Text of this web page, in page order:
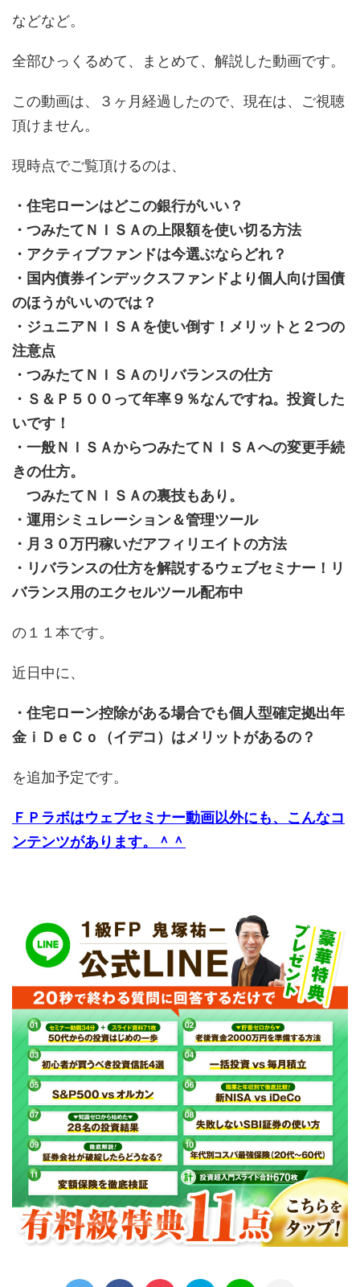
などなど。
全部ひっくるめて、まとめて、解説した動画です。
この動画は、３ヶ月経過したので、現在は、ご視聴
頂けません。
現時点でご覧頂けるのは、
・住宅ローンはどこの銀行がいい？
・つみたてＮＩＳＡの上限額を使い切る方法
・アクティブファンドは今選ぶならどれ？
・国内債券インデックスファンドより個人向け国債
のほうがいいのでは？
・ジュニアＮＩＳＡを使い倒す！メリットと２つの
注意点
・つみたてＮＩＳＡのリバランスの仕方
・Ｓ＆Ｐ５００って年率９％なんですね。投資した
いです！
・一般ＮＩＳＡからつみたてＮＩＳＡへの変更手続
きの仕方。
つみたてＮＩＳＡの裏技もあり。
・運用シミュレーション＆管理ツール
・月３０万円稼いだアフィリエイトの方法
・リバランスの仕方を解説するウェブセミナー！リ
バランス用のエクセルツール配布中
の１１本です。
近日中に、
・住宅ローン控除がある場合でも個人型確定拠出年
金ｉＤｅＣｏ（イデコ）はメリットがあるの？
を追加予定です。
ＦＰラボはウェブセミナー動画以外にも、こんなコ
ンテンツがあります。＾＾